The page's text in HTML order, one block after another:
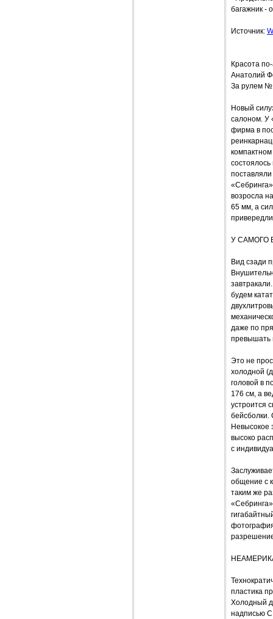
багажник -
Источник:
Красота
Анатолий
За рулем
Новый
салоном. У
фирма в
возросла
65 мм, а
У САМОГО
Вид сзади
будем
даже по
превышать
Это не
холодной
головой в
176 см, а
устроится
бейсболки.
Невысокое
высоко
с
общение с
таким же
пластика
Холодный
надписью